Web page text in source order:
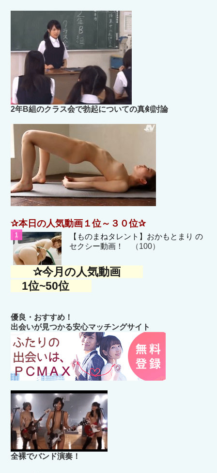
2年B組のクラス会で勃起についての真剣討論
✰本日の人気動画１位～３０位✰
【ものまねタレント】おかもとまり の
セクシー動画！
（100）
✰今月の人気動画
1位~50位
優良・おすすめ！
出会いが見つかる安心マッチングサイト
全裸でバンド演奏！